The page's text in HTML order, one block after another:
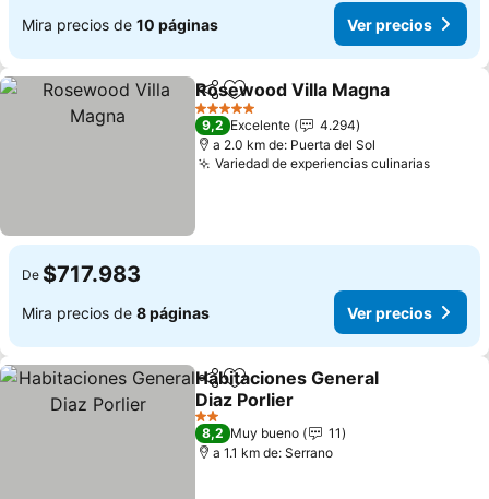
Mira precios de 10 páginas Ver precios
CompartirAgregar a favoritos
Rosewood Villa Magna
5 Estrellas
9,2 Excelente
4.294
a 2.0 km de: Puerta del Sol
Variedad de experiencias culinariasVer
De $717.983
Mira precios de 8 páginas Ver precios
CompartirAgregar a favoritos
Habitaciones General
Diaz Porlier
Ver precios
2 Estrellas
8,2 Muy bueno
11
a 1.1 km de: Serrano